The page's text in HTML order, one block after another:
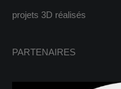
projets 3D réalisés
PARTENAIRES